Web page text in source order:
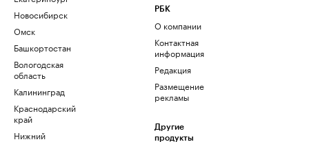
Новосибирск
Омск
Башкортостан
Вологодская
область
Калининград
Краснодарский
край
Нижний
РБК
О компании
Контактная
информация
Редакция
Размещение
рекламы
Другие
продукты